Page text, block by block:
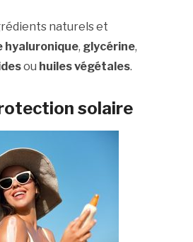
naturels et
hyaluronique, glycérine,
ou huiles végétales.
solaire